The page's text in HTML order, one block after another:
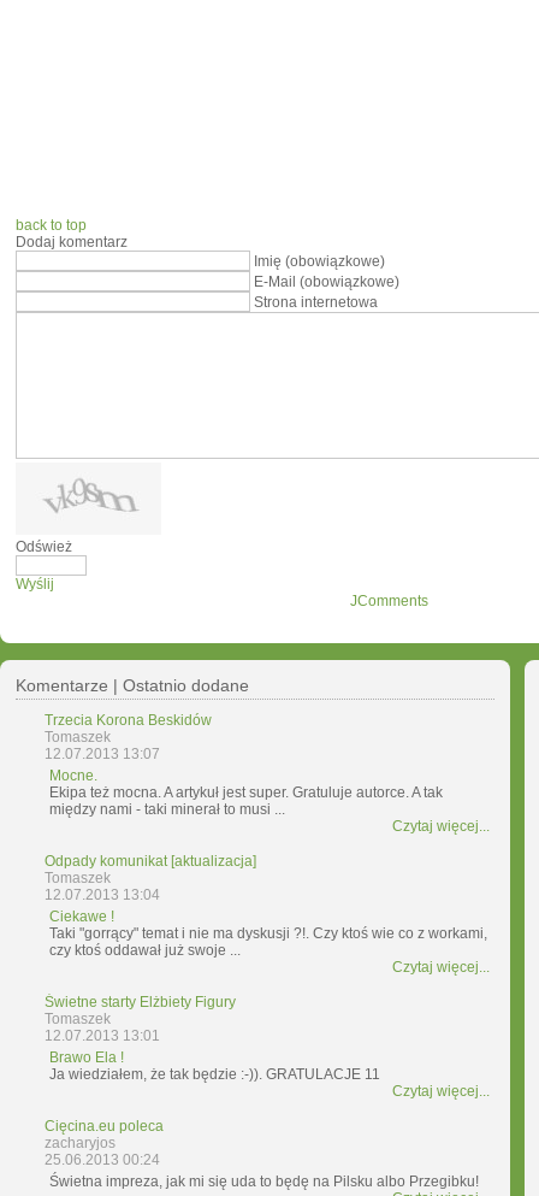
back to top
Dodaj komentarz
Imię (obowiązkowe)
E-Mail (obowiązkowe)
Strona internetowa
Odśwież
Wyślij
JComments
Komentarze | Ostatnio dodane
Trzecia Korona Beskidów
Tomaszek
12.07.2013 13:07
Mocne.
Ekipa też mocna. A artykuł jest super. Gratuluje autorce. A tak
między nami - taki minerał to musi ...
Czytaj więcej...
Odpady komunikat [aktualizacja]
Tomaszek
12.07.2013 13:04
Ciekawe !
Taki "gorrący" temat i nie ma dyskusji ?!. Czy ktoś wie co z workami,
czy ktoś oddawał już swoje ...
Czytaj więcej...
Świetne starty Elżbiety Figury
Tomaszek
12.07.2013 13:01
Brawo Ela !
Ja wiedziałem, że tak będzie :-)). GRATULACJE 11
Czytaj więcej...
Cięcina.eu poleca
zacharyjos
25.06.2013 00:24
Świetna impreza, jak mi się uda to będę na Pilsku albo Przegibku!